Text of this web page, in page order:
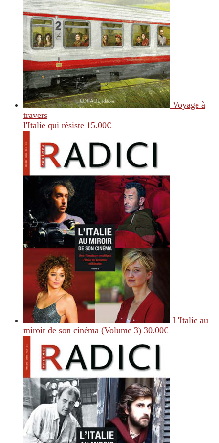
Voyage à
travers
l'Italie qui résiste 15.00€
L'Italie au
miroir de son cinéma (Volume 3) 30.00€